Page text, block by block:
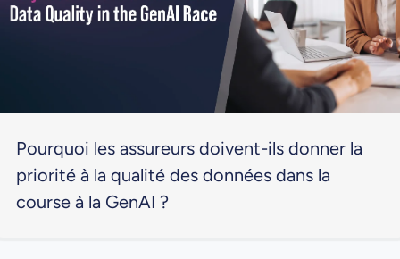
Pourquoi les assureurs doivent-ils donner la
priorité à la qualité des données dans la
course à la GenAI ?